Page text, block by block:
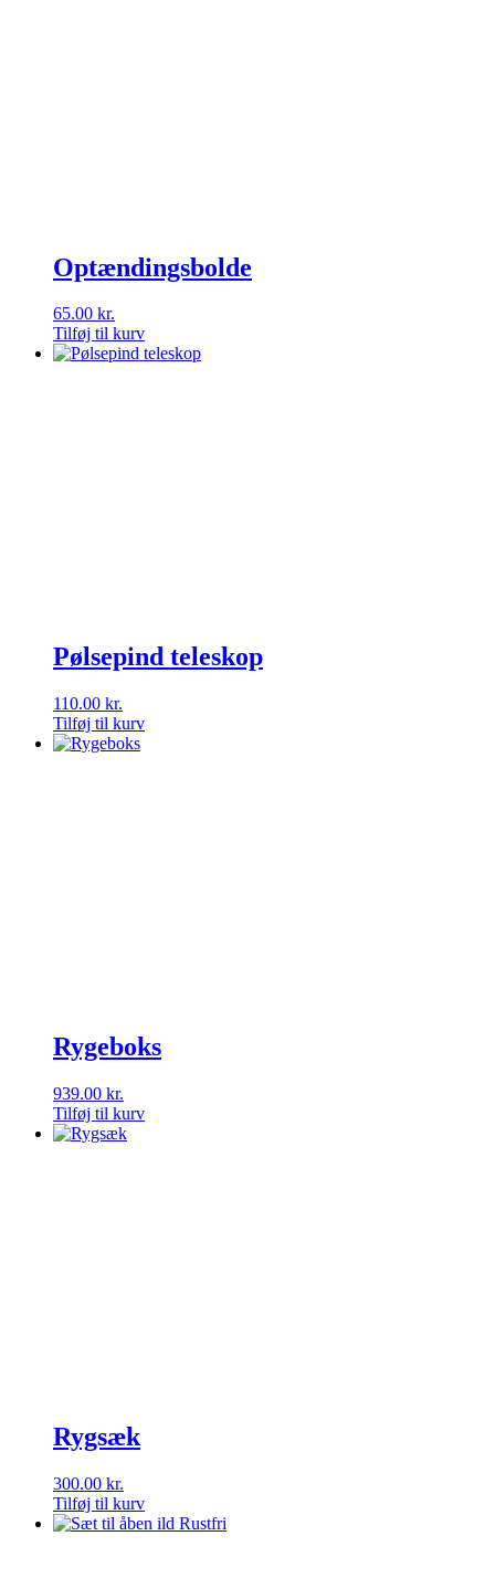
Optændingsbolde
65.00 kr.
Tilføj til kurv
Pølsepind teleskop
110.00 kr.
Tilføj til kurv
Rygeboks
939.00 kr.
Tilføj til kurv
Rygsæk
300.00 kr.
Tilføj til kurv